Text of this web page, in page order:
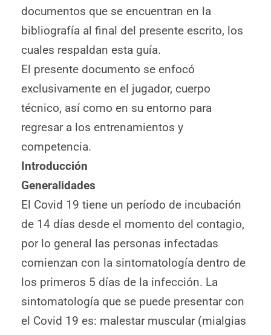
documentos que se encuentran en la
bibliografía al final del presente escrito, los
cuales respaldan esta guía.
El presente documento se enfocó
exclusivamente en el jugador, cuerpo
técnico, así como en su entorno para
regresar a los entrenamientos y
competencia.
Introducción
Generalidades
El Covid 19 tiene un período de incubación
de 14 días desde el momento del contagio,
por lo general las personas infectadas
comienzan con la sintomatología dentro de
los primeros 5 días de la infección. La
sintomatología que se puede presentar con
el Covid 19 es: malestar muscular (mialgias